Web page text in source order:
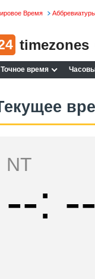
Время
timezones
Точное время
NT
-- --